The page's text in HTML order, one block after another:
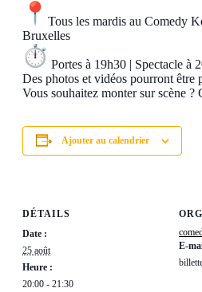
Tous les mardis au Comedy
Bruxelles
Portes à 19h30 | Spectacle à
Des photos et vidéos pourront être
Vous souhaitez monter sur scène ?
Ajouter au calendrier
DÉTAILS
Date :
25 août
Heure :
20:00 - 21:30
E-